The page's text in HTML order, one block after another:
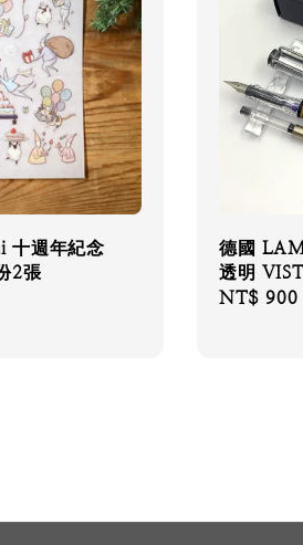
十週年紀念
2張
德國
透明
Regular
NT$ 900